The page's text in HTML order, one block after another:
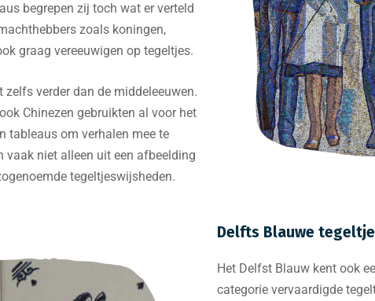
begrepen zij toch wat er verteld
zoals koningen,
graag vereeuwigen op tegeltjes.
verder dan de middeleeuwen.
Chinezen gebruikten al voor het
tableaus om verhalen mee te
vaak niet alleen uit een afbeelding
tegeltjeswijsheden.
Delfts Blauwe
Het Delfst Blauw kent ook
categorie vervaardigde